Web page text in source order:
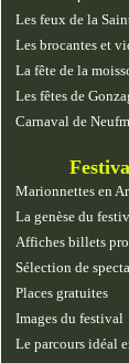
Les feux de la
Les brocantes et
La fête de la
Les fêtes de
Carnaval de
Marionnettes en
La genèse du
Affiches billets
Sélection de
Places gratuites
Images du festival
Le parcours idéal